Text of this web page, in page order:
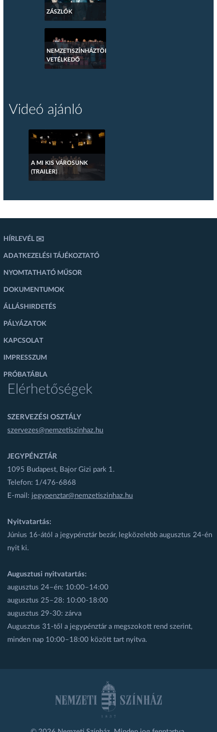
ZÁSZLÓK
NEMZETISZÍNHÁZTÖRTÉNETI
VETÉLKEDŐ
Videó ajánló
A MI KIS VÁROSUNK
(TRAILER)
HÍRLEVÉL ✉️
ADATKEZELÉSI TÁJÉKOZTATÓ
NYOMTATHATÓ MŰSOR
DOKUMENTUMOK
ÁLLÁSHIRDETÉS
PÁLYÁZATOK
KAPCSOLAT
IMPRESSZUM
PRÓBATÁBLA
Elérhetőségek
SZERVEZÉSI OSZTÁLY
szervezes@nemzetiszinhaz.hu
JEGYPÉNZTÁR
1095 Budapest, Bajor Gizi park 1.
Telefon: 1/476-6868
E-mail: jegypenztar@nemzetiszinhaz.hu
Nyitvatartás:
Június 16-ától a jegypénztár bezár, legközelebb augusztus 24-én
nyit ki.
Augusztusi nyitvatartás:
augusztus 24–én: 10:00–14:00
augusztus 25–28: 10:00-18:00
augusztus 29-30: zárva
Augusztus 31-től a jegypénztár a megszokott rend szerint,
minden nap 10:00–18:00 között tart nyitva.